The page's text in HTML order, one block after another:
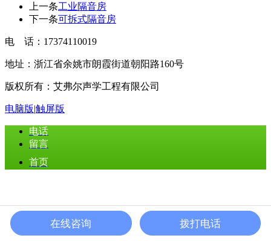
上一条工业隔音房
下一条可拆式隔音房
电 话：17374110019
地址：浙江省余姚市朗霞街道朝阳路160号
版权所有：艾弗尔声学工程有限公司
电脑版|触屏版
电话
留言
首页
在线咨询 拨打电话